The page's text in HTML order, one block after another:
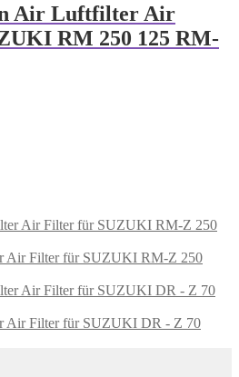
Air Luftfilter Air
RM 250 125 RM-
Air Filter für SUZUKI RM-Z 250
Air Filter für SUZUKI DR - Z 70